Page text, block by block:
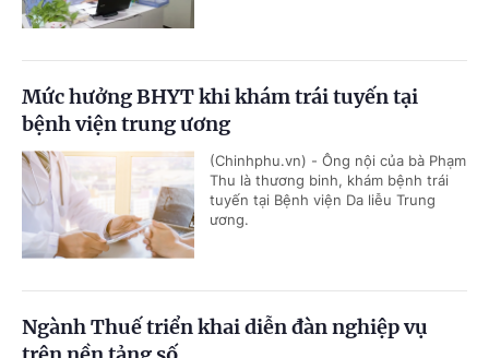
Mức hưởng BHYT khi khám trái tuyến tại
bệnh viện trung ương
(Chinhphu.vn) - Ông nội của bà Phạm
Thu là thương binh, khám bệnh trái
tuyến tại Bệnh viện Da liễu Trung
ương.
Ngành Thuế triển khai diễn đàn nghiệp vụ